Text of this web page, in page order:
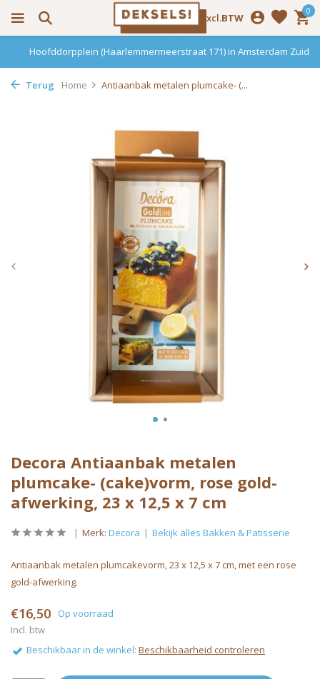
Incl. Excl.BTW
0
Hoofddorpplein (Haarlemmermeerstraat 171) in Amsterdam Zuid
Terug Home Antiaanbak metalen plumcake- (...
Decora Antiaanbak metalen
plumcake- (cake)vorm, rose gold-
afwerking, 23 x 12,5 x 7 cm
Merk: Decora Bekijk alles Bakken & Patisserie
Antiaanbak metalen plumcakevorm, 23 x 12,5 x 7 cm, met een rose
gold-afwerking.
€16,50
Op voorraad
Incl. btw
Beschikbaar in de winkel: Beschikbaarheid controleren